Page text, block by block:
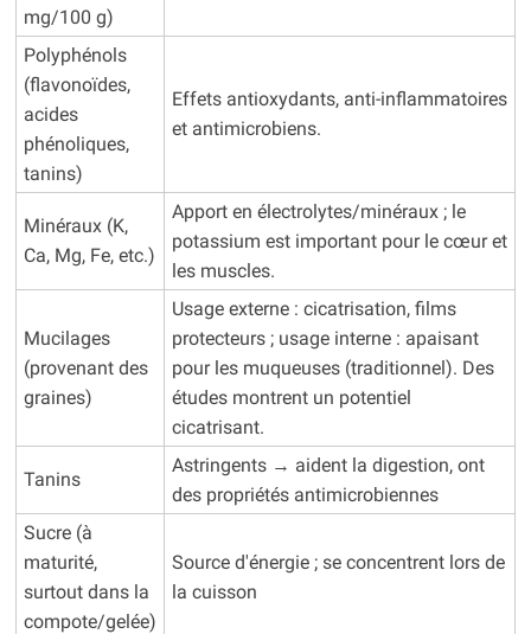
mg/100 g)
Polyphénols
(flavonoïdes,
acides
phénoliques,
tanins)
Effets antioxydants, anti-inflammatoires
et antimicrobiens.
Minéraux (K,
Ca, Mg, Fe, etc.)
Apport en électrolytes/minéraux ; le
potassium est important pour le cœur et
les muscles.
Mucilages
(provenant des
graines)
Usage externe : cicatrisation, films
protecteurs ; usage interne : apaisant
pour les muqueuses (traditionnel). Des
études montrent un potentiel
cicatrisant.
Tanins
Astringents → aident la digestion, ont
des propriétés antimicrobiennes
Sucre (à
maturité,
surtout dans la
compote/gelée)
Source d'énergie ; se concentrent lors de
la cuisson